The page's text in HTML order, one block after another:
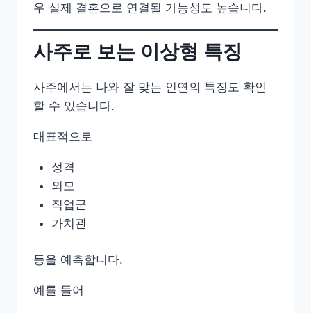
우 실제 결혼으로 연결될 가능성도 높습니다.
사주로 보는 이상형 특징
사주에서는 나와 잘 맞는 인연의 특징도 확인
할 수 있습니다.
대표적으로
성격
외모
직업군
가치관
등을 예측합니다.
예를 들어